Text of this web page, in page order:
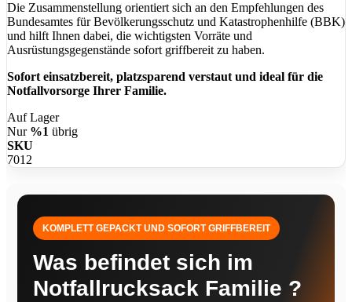
Die Zusammenstellung orientiert sich an den Empfehlungen des
Bundesamtes für Bevölkerungsschutz und Katastrophenhilfe (BBK)
und hilft Ihnen dabei, die wichtigsten Vorräte und
Ausrüstungsgegenstände sofort griffbereit zu haben.
Sofort einsatzbereit, platzsparend verstaut und ideal für die
Notfallvorsorge Ihrer Familie.
Auf Lager
Nur %1 übrig
SKU
7012
KOMPLETT GEPACKT UND SOFORT GRIFFBEREIT
Was befindet sich im
Notfallrucksack Familie ?